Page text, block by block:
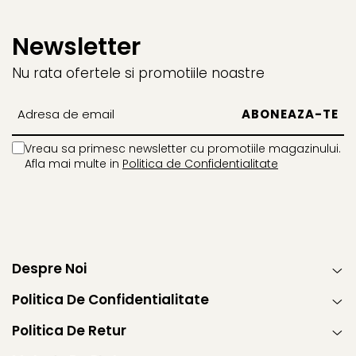
FC Barcelona
La casa de papel
Minnie Mouse Disney
Super Wings
Garfield
Perletti
Beyblade
Captain Tsubasa
44 Cats
Superman
Sofia Intai
FC Barcelona
Monster High
Toy Story
OEM
Zhu Zhu Pets
Super Wings
Disney Elena din Avalor
Pusheen
Newsletter
Nu rata ofertele si promotiile noastre
Vreau sa primesc newsletter cu promotiile magazinului.
Afla mai multe in Politica de Confidentialitate
Despre Noi
Politica De Confidentialitate
Politica De Retur